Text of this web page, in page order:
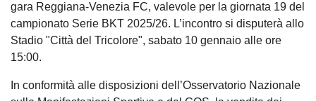
gara Reggiana-Venezia FC, valevole per la giornata 19 del
campionato Serie BKT 2025/26. L’incontro si disputerà allo
Stadio "Città del Tricolore", sabato 10 gennaio alle ore
15:00.
In conformità alle disposizioni dell’Osservatorio Nazionale